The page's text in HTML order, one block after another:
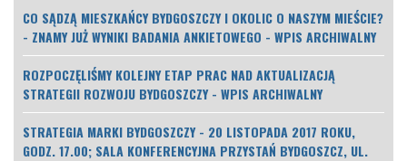
CO SĄDZĄ MIESZKAŃCY BYDGOSZCZY I OKOLIC O NASZYM MIEŚCIE?
- ZNAMY JUŻ WYNIKI BADANIA ANKIETOWEGO - WPIS ARCHIWALNY
ROZPOCZĘLIŚMY KOLEJNY ETAP PRAC NAD AKTUALIZACJĄ
STRATEGII ROZWOJU BYDGOSZCZY - WPIS ARCHIWALNY
STRATEGIA MARKI BYDGOSZCZY - 20 LISTOPADA 2017 ROKU,
GODZ. 17.00; SALA KONFERENCYJNA PRZYSTAŃ BYDGOSZCZ, UL.